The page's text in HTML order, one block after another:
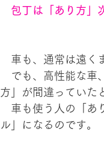
包丁は「あり方」
車も、通常は遠く
でも、高性能な車
方」が間違っていた
車も使う人の「あ
ル」になるのです。